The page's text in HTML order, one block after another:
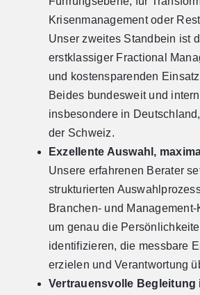
Krisenmanagement oder
Unser zweites Standbein ist
erstklassiger Fractional
und kostensparenden
Beides bundesweit und
insbesondere in
der Schweiz.
Exzellente Auswahl,
Unsere erfahrenen Berater
strukturierten
Branchen- und
um genau die
identifizieren, die messbare
erzielen und Verantwortung
Vertrauensvolle Begleitung